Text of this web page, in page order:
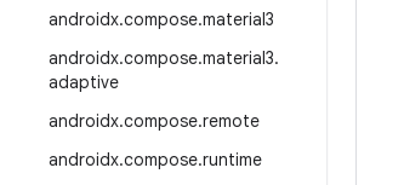
androidx.compose.material3
androidx.compose.material3.
adaptive
androidx.compose.remote
androidx.compose.runtime